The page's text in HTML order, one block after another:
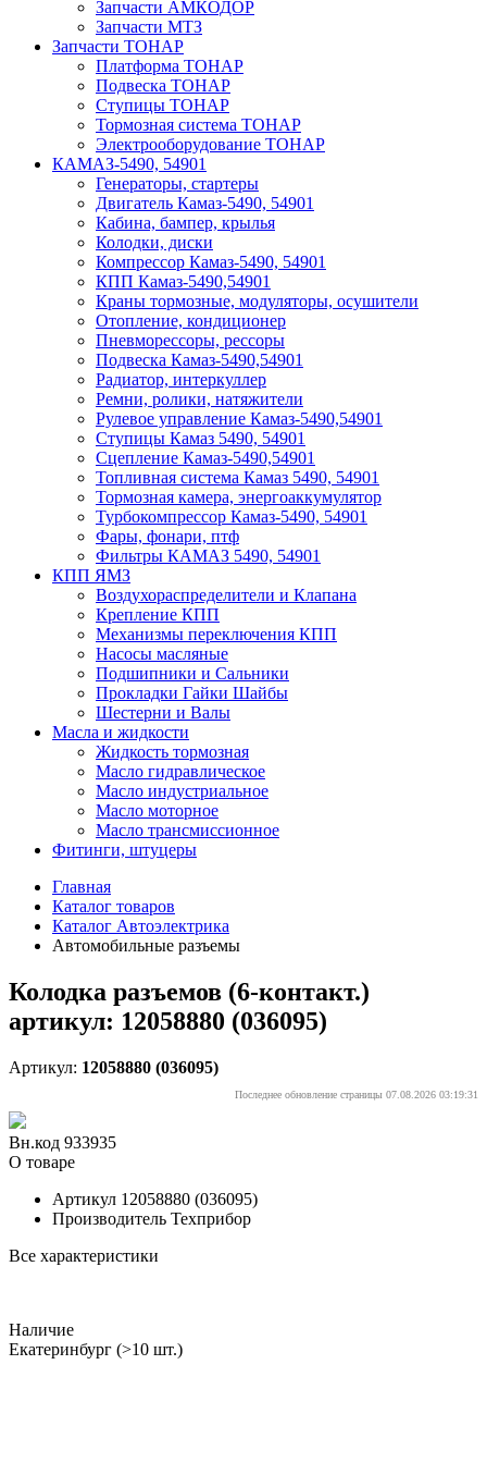
Запчасти АМКОДОР
Запчасти МТЗ
Запчасти ТОНАР
Платформа ТОНАР
Подвеска ТОНАР
Ступицы ТОНАР
Тормозная система ТОНАР
Электрооборудование ТОНАР
КАМАЗ-5490, 54901
Генераторы, стартеры
Двигатель Камаз-5490, 54901
Кабина, бампер, крылья
Колодки, диски
Компрессор Камаз-5490, 54901
КПП Камаз-5490,54901
Краны тормозные, модуляторы, осушители
Отопление, кондиционер
Пневморессоры, рессоры
Подвеска Камаз-5490,54901
Радиатор, интеркуллер
Ремни, ролики, натяжители
Рулевое управление Камаз-5490,54901
Ступицы Камаз 5490, 54901
Сцепление Камаз-5490,54901
Топливная система Камаз 5490, 54901
Тормозная камера, энергоаккумулятор
Турбокомпрессор Камаз-5490, 54901
Фары, фонари, птф
Фильтры КАМАЗ 5490, 54901
КПП ЯМЗ
Воздухораспределители и Клапана
Крепление КПП
Механизмы переключения КПП
Насосы масляные
Подшипники и Сальники
Прокладки Гайки Шайбы
Шестерни и Валы
Масла и жидкости
Жидкость тормозная
Масло гидравлическое
Масло индустриальное
Масло моторное
Масло трансмиссионное
Фитинги, штуцеры
Главная
Каталог товаров
Каталог Автоэлектрика
Автомобильные разъемы
Колодка разъемов (6-контакт.)
артикул: 12058880 (036095)
Артикул: 12058880 (036095)
Последнее обновление страницы 07.08.2026 03:19:31
Вн.код 933935
О товаре
Артикул 12058880 (036095)
Производитель Техприбор
Все характеристики
Наличие
Екатеринбург (>10 шт.)